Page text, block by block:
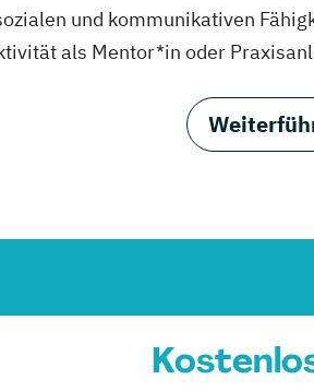
und kommunikativen
als Mentor*in oder